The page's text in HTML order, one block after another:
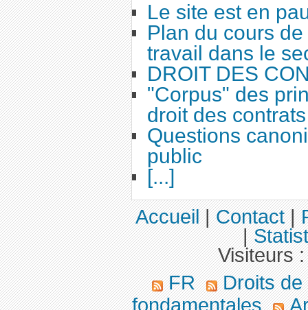
Le site est en
Plan du cours
travail dans le
DROIT DES
"Corpus" des
droit des
Questions
public
[...]
Accueil|Contact|
|
Visiteurs
FR
Droits de
fondamentales